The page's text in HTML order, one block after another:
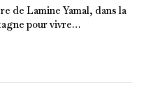
de Lamine Yamal, dans la
pour vivre